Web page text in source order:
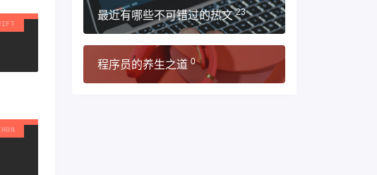
最近有哪些不可错过的热文 23
程序员的养生之道 0